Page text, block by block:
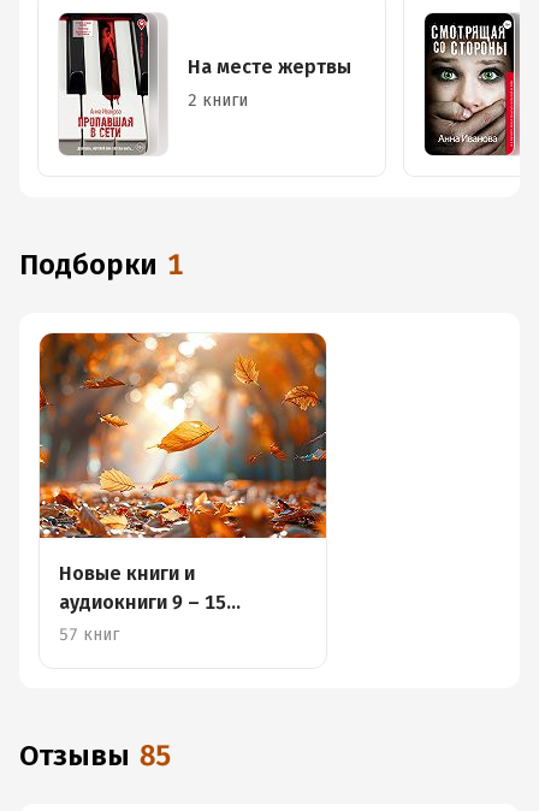
На месте жертвы
2 книги
Подборки 1
Новые книги и
аудиокниги 9 – 15
сентября
57 книг
Отзывы 85